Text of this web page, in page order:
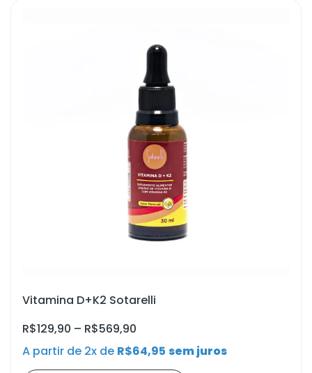
Vitamina D+K2 Sotarelli
R$129,90 – R$569,90
A partir de 2x de R$64,95 sem juros